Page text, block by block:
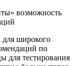
для широкого
по
для тестирования